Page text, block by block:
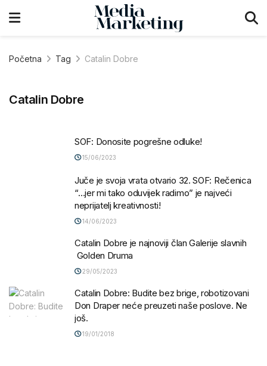
Početna Tag Catalin Dobre
Catalin Dobre
SOF: Donosite pogrešne odluke!
15/06/2023
Juče je svoja vrata otvario 32. SOF: Rečenica
“…jer mi tako oduvijek radimo” je najveći
neprijatelj kreativnosti!
14/06/2023
Catalin Dobre je najnoviji član Galerije slavnih
Golden Druma
29/05/2023
Catalin Dobre: Budite bez brige, robotizovani
Don Draper neće preuzeti naše poslove. Ne
još.
19/01/2018